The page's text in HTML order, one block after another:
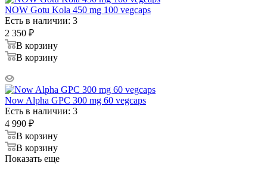
NOW Gotu Kola 450 mg 100 vegcaps
Есть в наличии: 3
2 350 ₽
В корзину
В корзину
Now Alpha GPC 300 mg 60 vegcaps
Есть в наличии: 3
4 990 ₽
В корзину
В корзину
Показать еще